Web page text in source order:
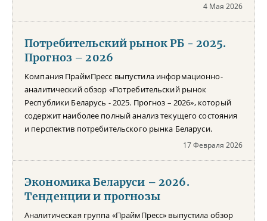
4 Мая 2026
Потребительский рынок РБ - 2025.
Прогноз – 2026
Компания ПраймПресс выпустила информационно-
аналитический обзор «Потребительский рынок
Республики Беларусь - 2025. Прогноз – 2026», который
содержит наиболее полный анализ текущего состояния
и перспектив потребительского рынка Беларуси.
17 Февраля 2026
Экономика Беларуси – 2026.
Тенденции и прогнозы
Аналитическая группа «ПраймПресс» выпустила обзор